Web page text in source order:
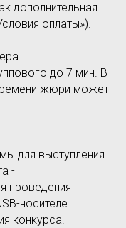
дополнительная
оплаты»).
до 7 мин. В
жюри может
для выступления
-
проведения
носителе
конкурса.